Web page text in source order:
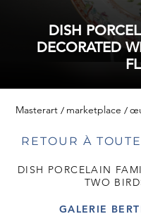
DISH
DECORATED
Masterart marketplace
RETOUR À
DISH PORCELAIN
TWO
GALERIE